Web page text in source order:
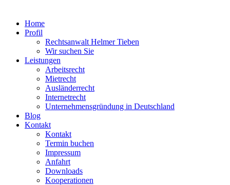
Home
Profil
Rechtsanwalt Helmer Tieben
Wir suchen Sie
Leistungen
Arbeitsrecht
Mietrecht
Ausländerrecht
Internetrecht
Unternehmensgründung in Deutschland
Blog
Kontakt
Kontakt
Termin buchen
Impressum
Anfahrt
Downloads
Kooperationen